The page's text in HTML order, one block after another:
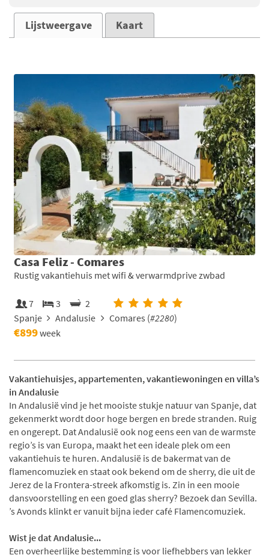
Lijstweergave Kaart
Casa Feliz - Comares
Rustig vakantiehuis met wifi & verwarmdprive zwbad
7 3
2
Spanje
Andalusie Comares (#2280)
€899week
Vakantiehuisjes, appartementen, vakantiewoningen en villa’s
in Andalusie
In Andalusië vind je het mooiste stukje natuur van Spanje, dat
gekenmerkt wordt door hoge bergen en brede stranden. Ruig
en ongerept. Dat Andalusië ook nog eens een van de warmste
regio’s is van Europa, maakt het een ideale plek om een
vakantiehuis te huren. Andalusië is de bakermat van de
flamencomuziek en staat ook bekend om de sherry, die uit de
Jerez de la Frontera-streek afkomstig is. Zin in een mooie
dansvoorstelling en een goed glas sherry? Bezoek dan Sevilla.
’s Avonds klinkt er vanuit bijna ieder café Flamencomuziek.
Wist je dat Andalusie...
Een overheerlijke bestemming is voor liefhebbers van lekker